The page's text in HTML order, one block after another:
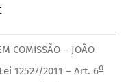
COMISSÃO – JOÃO
12527/2011 – Art. 6o